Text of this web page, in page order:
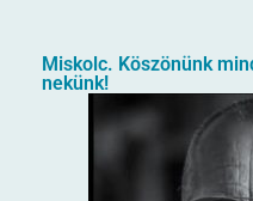
Miskolc. Köszönünk
nekünk!